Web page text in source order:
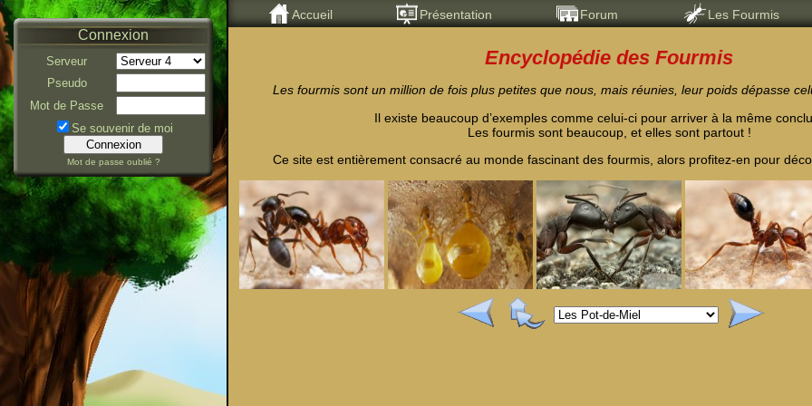
Connexion
Serveur
Pseudo
Mot de Passe
Se souvenir de moi
Mot de passe oublié ?
Accueil Présentation Forum Les Fourmis
Encyclopédie des Fourmis
Les fourmis sont un million de fois plus petites que nous, mais réunies, leur poids dépasse
Il existe beaucoup d’exemples comme celui-ci pour arriver à la même
Les fourmis sont beaucoup, et elles sont partout !
Ce site est entièrement consacré au monde fascinant des fourmis, alors profitez-en pour